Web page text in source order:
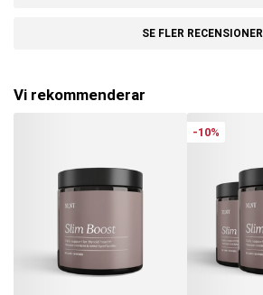
SE FLER RECENSIONER
Vi rekommenderar
-10%